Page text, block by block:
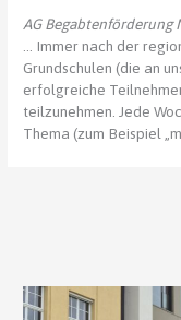
AG Begabtenförderung
… Immer nach der
Grundschulen (die an
erfolgreiche
teilzunehmen. Jede
Thema (zum Beispiel